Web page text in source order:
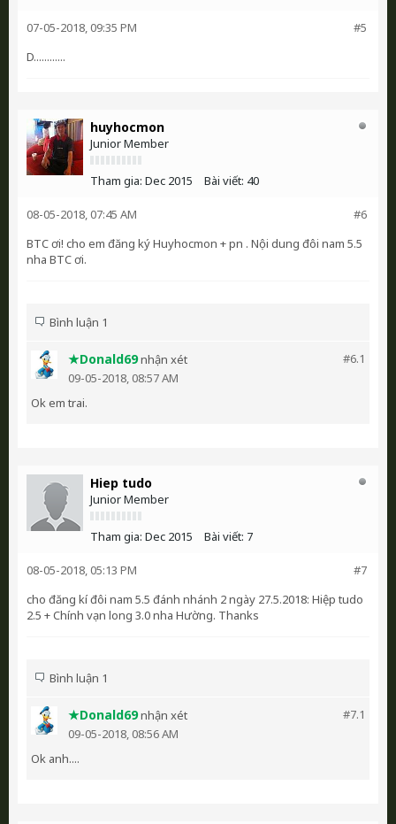
#5
07-05-2018, 09:35 PM
D............
huyhocmon
Junior Member
Tham gia: Dec 2015 Bài viết: 40
#6
08-05-2018, 07:45 AM
BTC ơi! cho em đăng ký Huyhocmon + pn . Nội dung đôi nam 5.5
nha BTC ơi.
Bình luận 1
#6.1
★Donald69nhận xét
09-05-2018, 08:57 AM
Ok em trai.
Hiep tudo
Junior Member
Tham gia: Dec 2015 Bài viết: 7
#7
08-05-2018, 05:13 PM
cho đăng kí đôi nam 5.5 đánh nhánh 2 ngày 27.5.2018: Hiệp tudo
2.5 + Chính vạn long 3.0 nha Hường. Thanks
Bình luận 1
#7.1
★Donald69nhận xét
09-05-2018, 08:56 AM
Ok anh....